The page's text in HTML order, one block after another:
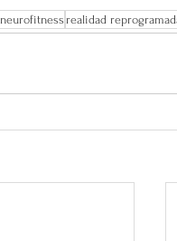
neurofitness realidad